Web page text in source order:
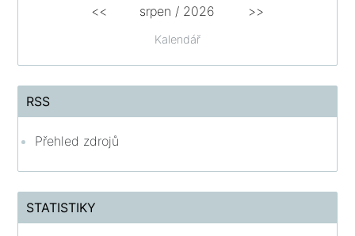
Kalendář
<< srpen / 2026 >>
RSS
Přehled zdrojů
STATISTIKY